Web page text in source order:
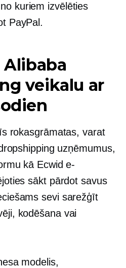
kuriem izvēlēties
PayPal.
Alibaba
veikalu ar
rokasgrāmatas, varat
uzņēmumus,
kā Ecwid e-
sākt pārdot savus
sevi sarežģīt
kodēšana vai
modelis,